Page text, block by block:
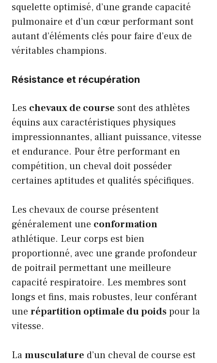
squelette optimisé, d’une grande capacité
pulmonaire et d’un cœur performant sont
autant d’éléments clés pour faire d’eux de
véritables champions.
Résistance et récupération
Les chevaux de course sont des athlètes
équins aux caractéristiques physiques
impressionnantes, alliant puissance, vitesse
et endurance. Pour être performant en
compétition, un cheval doit posséder
certaines aptitudes et qualités spécifiques.
Les chevaux de course présentent
généralement une conformation
athlétique. Leur corps est bien
proportionné, avec une grande profondeur
de poitrail permettant une meilleure
capacité respiratoire. Les membres sont
longs et fins, mais robustes, leur conférant
une répartition optimale du poidspour la
vitesse.
Lamusculature d’un cheval de course est